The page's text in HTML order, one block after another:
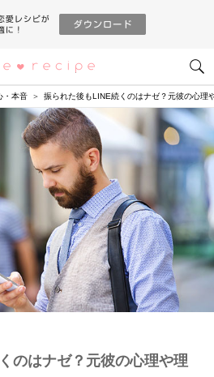
恋愛レシピ
・本音 振られた後もLINE続くのはナゼ？元彼の心理
のはナゼ？元彼の心理や理